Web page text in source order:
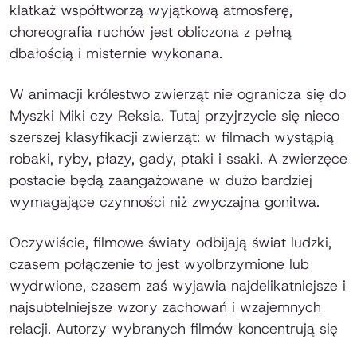
klatkaż współtworzą wyjątkową atmosferę,
choreografia ruchów jest obliczona z pełną
dbałością i misternie wykonana.
W animacji królestwo zwierząt nie ogranicza się do
Myszki Miki czy Reksia. Tutaj przyjrzycie się nieco
szerszej klasyfikacji zwierząt: w filmach wystąpią
robaki, ryby, płazy, gady, ptaki i ssaki. A zwierzęce
postacie będą zaangażowane w dużo bardziej
wymagające czynności niż zwyczajna gonitwa.
Oczywiście, filmowe światy odbijają świat ludzki,
czasem połączenie to jest wyolbrzymione lub
wydrwione, czasem zaś wyjawia najdelikatniejsze i
najsubtelniejsze wzory zachowań i wzajemnych
relacji. Autorzy wybranych filmów koncentrują się